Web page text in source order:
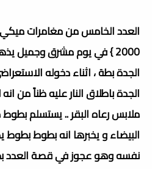
العدد الخامس من مغامرات
2000 } في يوم مشرق وجميل
الجدة بطة ، اثناء دخوله
الجدة باطلاق النار عليه ظناً من
ملابس رعاه البقر .. يستسلم بطوط
البيضاء و يخبرها انه بطوط
نفسه وهو عجوز في قصة العدد